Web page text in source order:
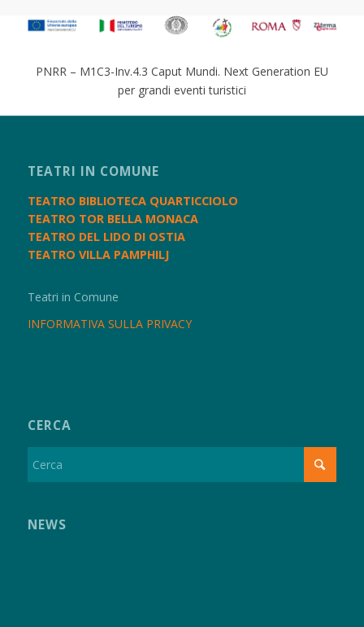
PNRR – M1C3-Inv.4.3 Caput Mundi. Next Generation EU
per grandi eventi turistici
TEATRI IN COMUNE
TEATRO BIBLIOTECA QUARTICCIOLO
TEATRO TOR BELLA MONACA
TEATRO DEL LIDO DI OSTIA
TEATRO VILLA PAMPHILJ
Teatri in Comune
INFORMATIVA SULLA PRIVACY
CERCA
NEWS